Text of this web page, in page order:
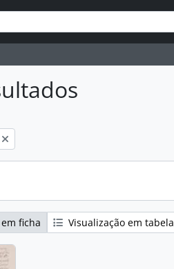
de busca
ficha Visualização em tabela